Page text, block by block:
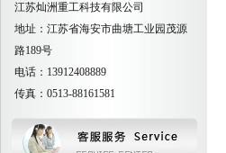
江苏灿洲重工科技有限公司
地址：江苏省海安市曲塘工业园茂源
路189号
电话：13912408889
传真：0513-88161581